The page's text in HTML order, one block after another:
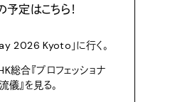
予定はこちら！
2026 Kyoto」に行く。
総合『プロフェッショナ
儀』を見る。